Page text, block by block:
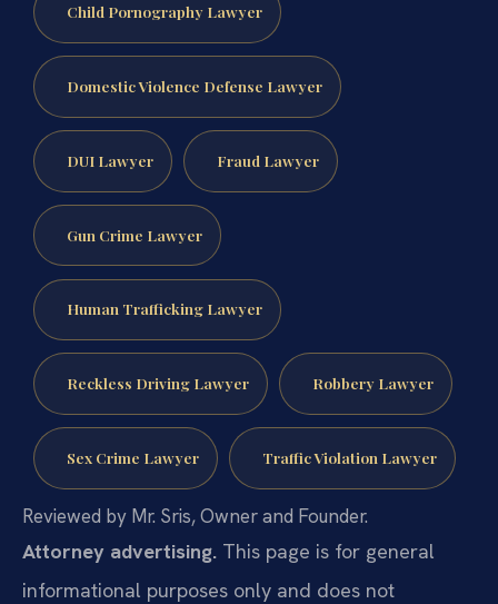
Child Pornography Lawyer
Domestic Violence Defense Lawyer
DUI Lawyer Fraud Lawyer
Gun Crime Lawyer
Human Trafficking Lawyer
Reckless Driving Lawyer Robbery Lawyer
Sex Crime Lawyer Traffic Violation Lawyer
Reviewed by Mr. Sris, Owner and Founder.
Attorney advertising. This page is for general
informational purposes only and does not